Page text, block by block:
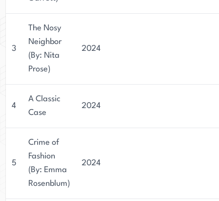
3
The Nosy
Neighbor
(By: Nita
Prose)
2024
4
A Classic
Case
2024
5
Crime of
Fashion
(By: Emma
Rosenblum)
2024